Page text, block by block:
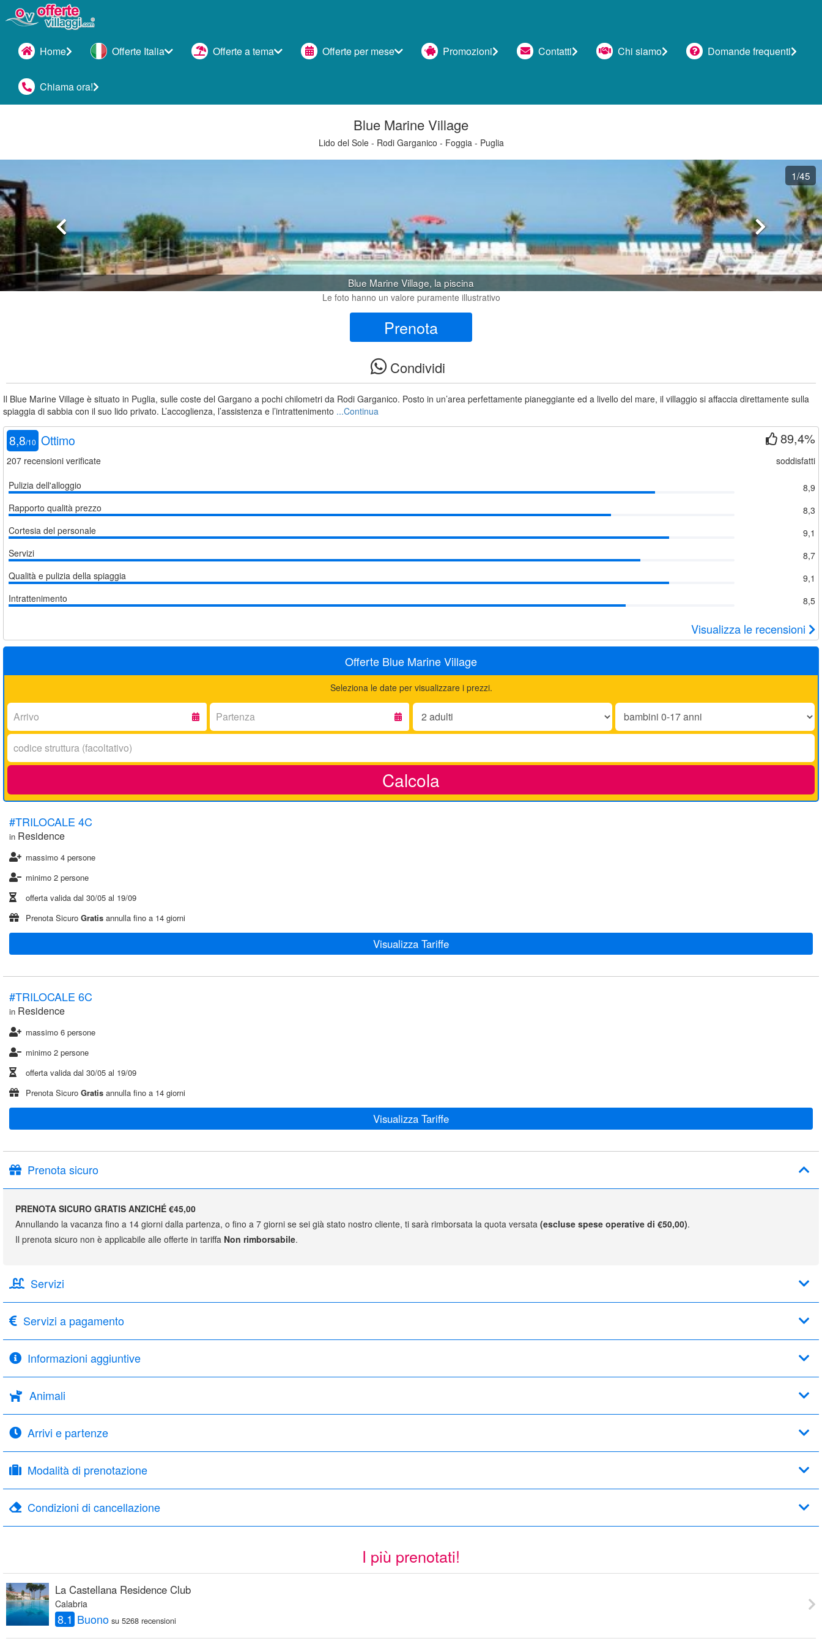
Home Offerte Italia Offerte a tema Offerte per mese Promozioni Contatti Chi siamo Domande frequenti
Chiama ora!
Blue Marine Village
Lido del Sole - Rodi Garganico - Foggia - Puglia
Blue Marine Village, la piscina
1/45
Le foto hanno un valore puramente illustrativo
Prenota
Condividi
Il Blue Marine Village è situato in Puglia, sulle coste del Gargano a pochi chilometri da Rodi Garganico. Posto in un’area perfettamente pianeggiante ed a livello del mare, il villaggio si affaccia direttamente sulla
spiaggia di sabbia con il suo lido privato. L’accoglienza, l’assistenza e l’intrattenimento ...Continua
8,8/10 Ottimo
207 recensioni verificate
89,4%
soddisfatti
Pulizia dell'alloggio
8,9
Rapporto qualità prezzo
8,3
Cortesia del personale
9,1
Servizi
8,7
Qualità e pulizia della spiaggia
9,1
Intrattenimento
8,5
Visualizza le recensioni
Offerte Blue Marine Village
Seleziona le date per visualizzare i prezzi.
Arrivo:
Partenza: Adulti:
Bambini
17
Codice
struttura:
Calcola
#TRILOCALE 4C
in Residence
massimo 4 persone
minimo 2 persone
offerta valida dal 30/05 al 19/09
Prenota Sicuro Gratis annulla fino a 14 giorni
Visualizza Tariffe
#TRILOCALE 6C
in Residence
massimo 6 persone
minimo 2 persone
offerta valida dal 30/05 al 19/09
Prenota Sicuro Gratis annulla fino a 14 giorni
Visualizza Tariffe
Prenota sicuro
PRENOTA SICURO GRATIS ANZICHÉ €45,00
Annullando la vacanza fino a 14 giorni dalla partenza, o fino a 7 giorni se sei già stato nostro cliente, ti sarà rimborsata la quota versata (escluse spese operative di €50,00).
Il prenota sicuro non è applicabile alle offerte in tariffa Non rimborsabile.
Servizi
Servizi a pagamento
Informazioni aggiuntive
Animali
Arrivi e partenze
Modalità di prenotazione
Condizioni di cancellazione
I più prenotati!
La Castellana Residence Club
Calabria
8.1 Buono su 5268 recensioni